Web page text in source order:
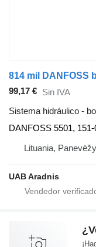
99,17 € Sin IVA
Sistema hidráulico -
DANFOSS 5501,
Lituania,
UAB Aradnis